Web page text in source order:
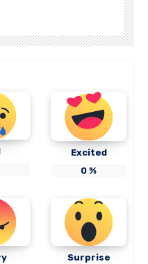
Excited
0 %
Surprise